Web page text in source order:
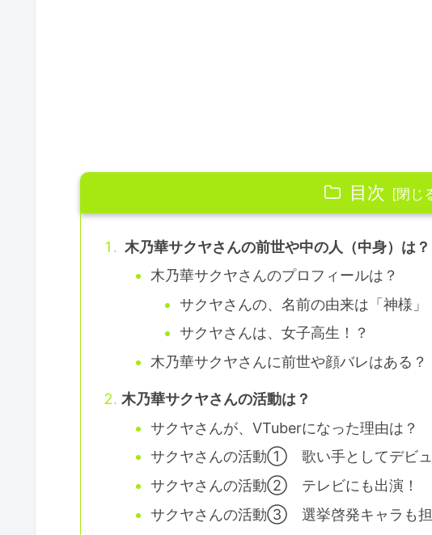
目次
木乃華サクヤさんの前世や中の人（中身）は？
木乃華サクヤさんのプロフィールは？
サクヤさんの、名前の由来は「神様」
サクヤさんは、女子高生！？
木乃華サクヤさんに前世や顔バレはある？
木乃華サクヤさんの活動は？
サクヤさんが、VTuberになった理由は？
サクヤさんの活動① 歌い手としてデビュ
サクヤさんの活動② テレビにも出演！
サクヤさんの活動③ 選挙啓発キャラも担